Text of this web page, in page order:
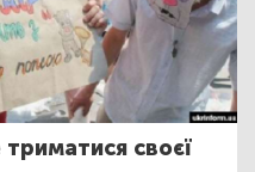
триматися своєї